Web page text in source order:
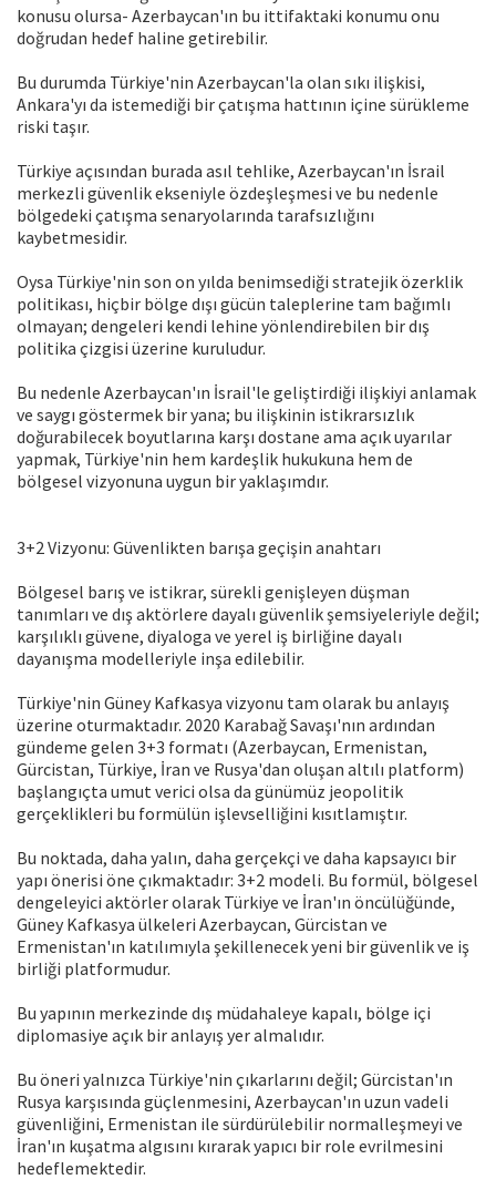
konusu olursa- Azerbaycan'ın bu ittifaktaki konumu onu
doğrudan hedef haline getirebilir.
Bu durumda Türkiye'nin Azerbaycan'la olan sıkı ilişkisi,
Ankara'yı da istemediği bir çatışma hattının içine sürükleme
riski taşır.
Türkiye açısından burada asıl tehlike, Azerbaycan'ın İsrail
merkezli güvenlik ekseniyle özdeşleşmesi ve bu nedenle
bölgedeki çatışma senaryolarında tarafsızlığını
kaybetmesidir.
Oysa Türkiye'nin son on yılda benimsediği stratejik özerklik
politikası, hiçbir bölge dışı gücün taleplerine tam bağımlı
olmayan; dengeleri kendi lehine yönlendirebilen bir dış
politika çizgisi üzerine kuruludur.
Bu nedenle Azerbaycan'ın İsrail'le geliştirdiği ilişkiyi anlamak
ve saygı göstermek bir yana; bu ilişkinin istikrarsızlık
doğurabilecek boyutlarına karşı dostane ama açık uyarılar
yapmak, Türkiye'nin hem kardeşlik hukukuna hem de
bölgesel vizyonuna uygun bir yaklaşımdır.
3+2 Vizyonu: Güvenlikten barışa geçişin anahtarı
Bölgesel barış ve istikrar, sürekli genişleyen düşman
tanımları ve dış aktörlere dayalı güvenlik şemsiyeleriyle değil;
karşılıklı güvene, diyaloga ve yerel iş birliğine dayalı
dayanışma modelleriyle inşa edilebilir.
Türkiye'nin Güney Kafkasya vizyonu tam olarak bu anlayış
üzerine oturmaktadır. 2020 Karabağ Savaşı'nın ardından
gündeme gelen 3+3 formatı (Azerbaycan, Ermenistan,
Gürcistan, Türkiye, İran ve Rusya'dan oluşan altılı platform)
başlangıçta umut verici olsa da günümüz jeopolitik
gerçeklikleri bu formülün işlevselliğini kısıtlamıştır.
Bu noktada, daha yalın, daha gerçekçi ve daha kapsayıcı bir
yapı önerisi öne çıkmaktadır: 3+2 modeli. Bu formül, bölgesel
dengeleyici aktörler olarak Türkiye ve İran'ın öncülüğünde,
Güney Kafkasya ülkeleri Azerbaycan, Gürcistan ve
Ermenistan'ın katılımıyla şekillenecek yeni bir güvenlik ve iş
birliği platformudur.
Bu yapının merkezinde dış müdahaleye kapalı, bölge içi
diplomasiye açık bir anlayış yer almalıdır.
Bu öneri yalnızca Türkiye'nin çıkarlarını değil; Gürcistan'ın
Rusya karşısında güçlenmesini, Azerbaycan'ın uzun vadeli
güvenliğini, Ermenistan ile sürdürülebilir normalleşmeyi ve
İran'ın kuşatma algısını kırarak yapıcı bir role evrilmesini
hedeflemektedir.